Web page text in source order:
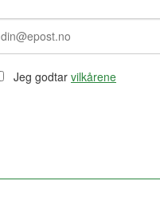
Jeg godtar vilkårene